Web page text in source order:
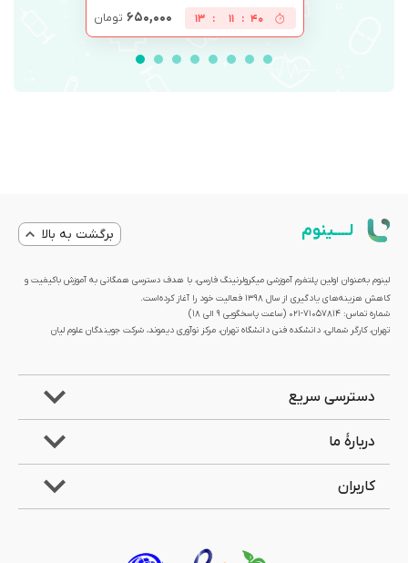
40
:
11
:
13 ۶۵۰,۰۰۰ تومان
لــــینوم برگشت به بالا
لینوم به‌عنوان اولین پلتفرم آموزشی میکرولرنینگ فارسی، با هدف دسترسی همگانی به آموزش باکیفیت و
کاهش هزینه‌های یادگیری از سال 1398 فعالیت خود را آغاز کرده‌است.
شماره تماس: 71057814-021 (ساعت پاسخگویی ۹ الی ۱۸)
تهران، کارگر شمالی، دانشکده فنی دانشگاه تهران، مرکز نوآوری دیموند، شرکت جویندگان علوم لیان
دسترسی سریع
دربارۀ ما
کاربران